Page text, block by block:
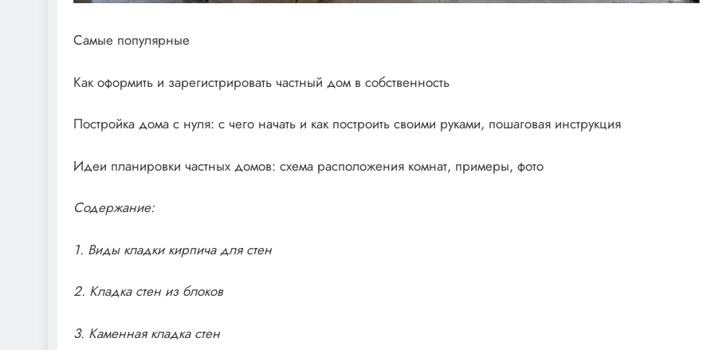
Самые популярные
Как оформить и зарегистрировать частный дом в собственность
Постройка дома с нуля: с чего начать и как построить своими руками, пошаговая инструкция
Идеи планировки частных домов: схема расположения комнат, примеры, фото
Содержание:
1. Виды кладки кирпича для стен
2. Кладка стен из блоков
3. Каменная кладка стен